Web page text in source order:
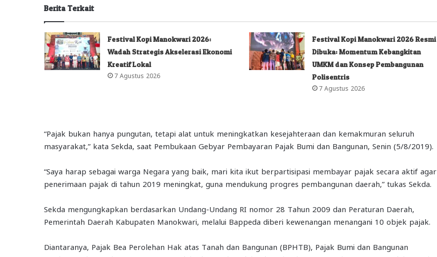
Berita Terkait
Festival Kopi Manokwari 2026:
Wadah Strategis Akselerasi Ekonomi
Kreatif Lokal
7 Agustus 2026
Festival Kopi Manokwari 2026 Resmi
Dibuka: Momentum Kebangkitan
UMKM dan Konsep Pembangunan
Polisentris
7 Agustus 2026
“Pajak bukan hanya pungutan, tetapi alat untuk meningkatkan kesejahteraan dan kemakmuran seluruh
masyarakat,” kata Sekda, saat Pembukaan Gebyar Pembayaran Pajak Bumi dan Bangunan, Senin (5/8/2019).
“Saya harap sebagai warga Negara yang baik, mari kita ikut berpartisipasi membayar pajak secara aktif agar
penerimaan pajak di tahun 2019 meningkat, guna mendukung progres pembangunan daerah,” tukas Sekda.
Sekda mengungkapkan berdasarkan Undang-Undang RI nomor 28 Tahun 2009 dan Peraturan Daerah,
Pemerintah Daerah Kabupaten Manokwari, melalui Bappeda diberi kewenangan menangani 10 objek pajak.
Diantaranya, Pajak Bea Perolehan Hak atas Tanah dan Bangunan (BPHTB), Pajak Bumi dan Bangunan